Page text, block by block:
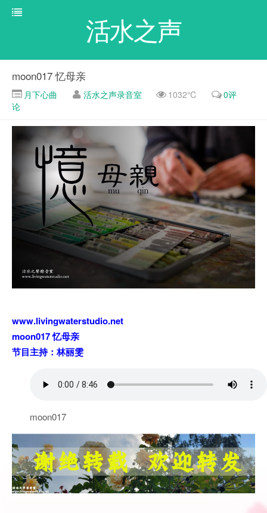
活水之声
moon017 忆母亲
月下心曲 活水之声录音室 1032℃
0评
论
www.livingwaterstudio.net
moon017 忆母亲
节目主持：林丽雯
moon017